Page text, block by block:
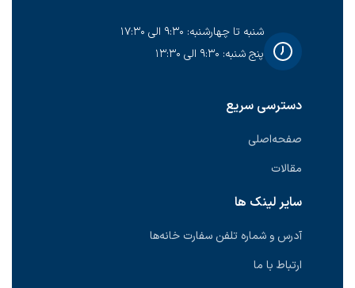
شنبه تا چهارشنبه: ۹:۳۰ الی ۱۷:۳۰
پنج شنبه: ۹:۳۰ الی ۱۳:۳۰
دسترسی سریع
صفحه‌اصلی
مقالات
سایر لینک ها
آدرس و شماره تلفن سفارت خانه‌ها
ارتباط با ما